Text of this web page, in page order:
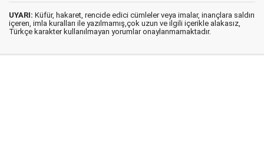
UYARI: Küfür, hakaret, rencide edici cümleler veya imalar, inançlara saldırı
içeren, imla kuralları ile yazılmamış,çok uzun ve ilgili içerikle alakasız,
Türkçe karakter kullanılmayan yorumlar onaylanmamaktadır.